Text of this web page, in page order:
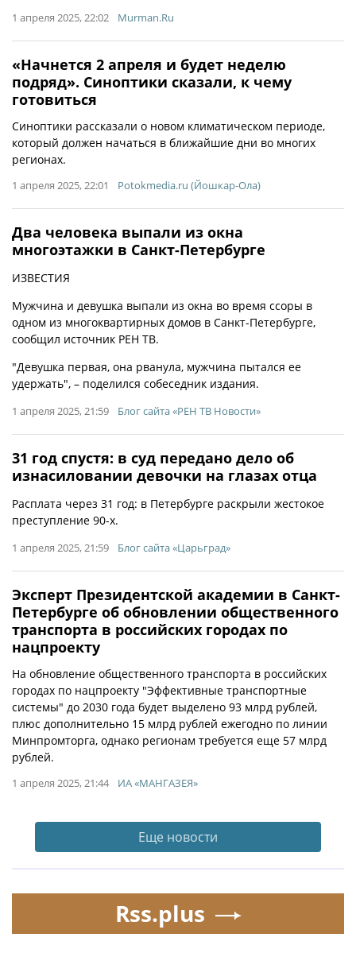
1 апреля 2025, 22:02 Murman.Ru
«Начнется 2 апреля и будет неделю
подряд». Синоптики сказали, к чему
готовиться
Синоптики рассказали о новом климатическом периоде,
который должен начаться в ближайшие дни во многих
регионах.
1 апреля 2025, 22:01 Potokmedia.ru (Йошкар-Ола)
Два человека выпали из окна
многоэтажки в Санкт-Петербурге
ИЗВЕСТИЯ
Мужчина и девушка выпали из окна во время ссоры в
одном из многоквартирных домов в Санкт-Петербурге,
сообщил источник РЕН ТВ.
"Девушка первая, она рванула, мужчина пытался ее
удержать", – поделился собеседник издания.
1 апреля 2025, 21:59 Блог сайта «РЕН ТВ Новости»
31 год спустя: в суд передано дело об
изнасиловании девочки на глазах отца
Расплата через 31 год: в Петербурге раскрыли жестокое
преступление 90-х.
1 апреля 2025, 21:59 Блог сайта «Царьград»
Эксперт Президентской академии в Санкт-
Петербурге об обновлении общественного
транспорта в российских городах по
нацпроекту
На обновление общественного транспорта в российских
городах по нацпроекту "Эффективные транспортные
системы" до 2030 года будет выделено 93 млрд рублей,
плюс дополнительно 15 млрд рублей ежегодно по линии
Минпромторга, однако регионам требуется еще 57 млрд
рублей.
1 апреля 2025, 21:44 ИА «МАНГАЗЕЯ»
Еще новости
Rss.plus